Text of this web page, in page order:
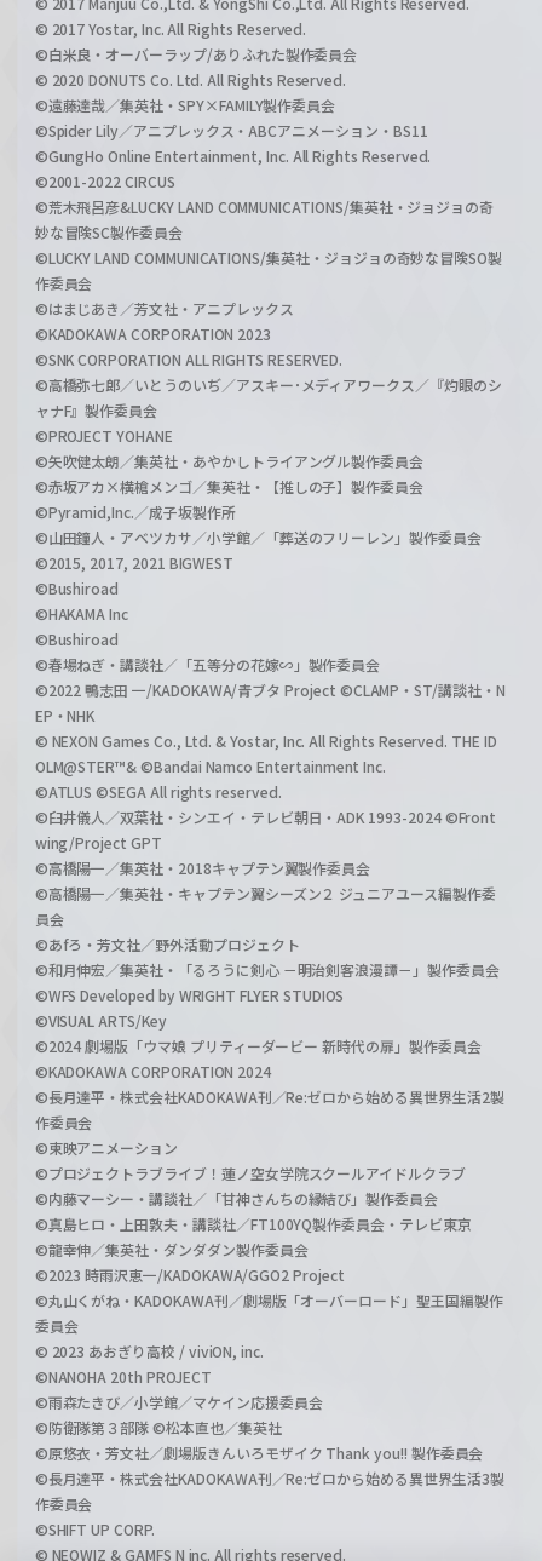
© 2017 Yostar, Inc. All Rights Reserved.
©白米良・オーバーラップ/ありふれた製作委員会
© 2020 DONUTS Co. Ltd. All Rights Reserved.
©遠藤達哉／集英社・SPY×FAMILY製作委員会
©Spider Lily／アニプレックス・ABCアニメーション・BS11
©GungHo Online Entertainment, Inc. All Rights Reserved.
©2001-2022 CIRCUS
©荒木飛呂彦&LUCKY LAND COMMUNICATIONS/集英社・ジョジョの奇
妙な冒険SC製作委員会
©LUCKY LAND COMMUNICATIONS/集英社・ジョジョの奇妙な冒険SO製
作委員会
©はまじあき／芳文社・アニプレックス
©KADOKAWA CORPORATION 2023
©SNK CORPORATION ALL RIGHTS RESERVED.
©高橋弥七郎／いとうのいぢ／アスキー･メディアワークス／『灼眼のシ
ャナF』製作委員会
©PROJECT YOHANE
©矢吹健太朗／集英社・あやかしトライアングル製作委員会
©赤坂アカ×横槍メンゴ／集英社・【推しの子】製作委員会
©Pyramid,Inc.／成子坂製作所
©山田鐘人・アベツカサ／小学館／「葬送のフリーレン」製作委員会
©2015, 2017, 2021 BIGWEST
©Bushiroad
©HAKAMA Inc
©Bushiroad
©春場ねぎ・講談社／「五等分の花嫁∽」製作委員会
©2022 鴨志田 一/KADOKAWA/青ブタ Project ©CLAMP・ST/講談社・N
EP・NHK
© NEXON Games Co., Ltd. & Yostar, Inc. All Rights Reserved. THE ID
OLM@STER™& ©Bandai Namco Entertainment Inc.
©ATLUS ©SEGA All rights reserved.
©臼井儀人／双葉社・シンエイ・テレビ朝日・ADK 1993-2024 ©Front
wing/Project GPT
©高橋陽一／集英社・2018キャプテン翼製作委員会
©高橋陽一／集英社・キャプテン翼シーズン２ ジュニアユース編製作委
員会
©あfろ・芳文社／野外活動プロジェクト
©和月伸宏／集英社・「るろうに剣心 －明治剣客浪漫譚－」製作委員会
©WFS Developed by WRIGHT FLYER STUDIOS
©VISUAL ARTS/Key
©2024 劇場版「ウマ娘 プリティーダービー 新時代の扉」製作委員会
©KADOKAWA CORPORATION 2024
©長月達平・株式会社KADOKAWA刊／Re:ゼロから始める異世界生活2製
作委員会
©東映アニメーション
©プロジェクトラブライブ！蓮ノ空女学院スクールアイドルクラブ
©内藤マーシー・講談社／「甘神さんちの縁結び」製作委員会
©真島ヒロ・上田敦夫・講談社／FT100YQ製作委員会・テレビ東京
©龍幸伸／集英社・ダンダダン製作委員会
©2023 時雨沢恵一/KADOKAWA/GGO2 Project
©丸山くがね・KADOKAWA刊／劇場版「オーバーロード」聖王国編製作
委員会
© 2023 あおぎり高校 / viviON, inc.
©NANOHA 20th PROJECT
©雨森たきび／小学館／マケイン応援委員会
©防衛隊第３部隊 ©松本直也／集英社
©原悠衣・芳文社／劇場版きんいろモザイク Thank you!! 製作委員会
©長月達平・株式会社KADOKAWA刊／Re:ゼロから始める異世界生活3製
作委員会
©SHIFT UP CORP.
© NEOWIZ & GAMFS N inc. All rights reserved.